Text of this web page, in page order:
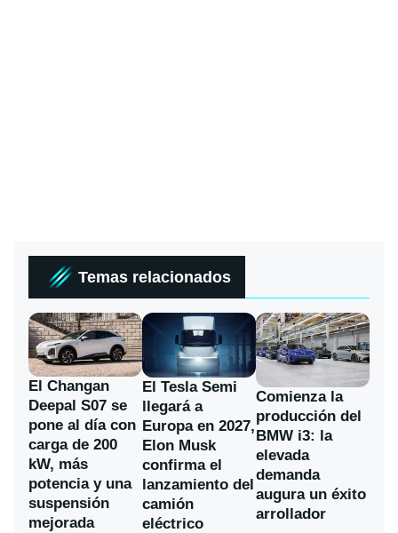
Temas relacionados
El Changan
Deepal S07 se
pone al día con
carga de 200
kW, más
potencia y una
suspensión
mejorada
El Tesla Semi
llegará a
Europa en 2027,
Elon Musk
confirma el
lanzamiento del
camión
eléctrico
Comienza la
producción del
BMW i3: la
elevada
demanda
augura un éxito
arrollador